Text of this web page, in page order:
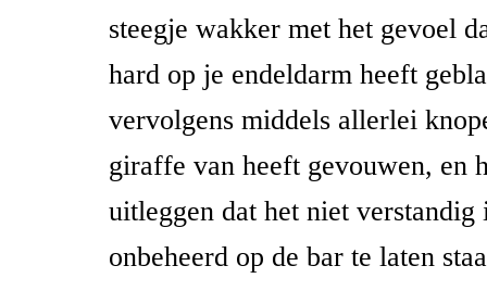
steegje wakker met het gevoel
hard op je endeldarm heeft
vervolgens middels allerlei
giraffe van heeft gevouwen, en
uitleggen dat het niet
onbeheerd op de bar te laten